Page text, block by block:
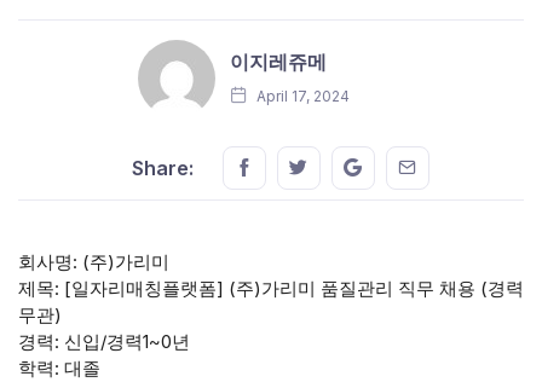
이지레쥬메
April 17, 2024
Share: Share this on FaceBook
Share this on Twitter
Share this on GMail
Share this on
회사명: (주)가리미
제목: [일자리매칭플랫폼] (주)가리미 품질관리 직무 채용 (경력
무관)
경력: 신입/경력1~0년
학력: 대졸